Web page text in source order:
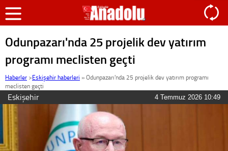
Odunpazarı'nda 25 projelik dev yatırım
programı meclisten geçti
Haberler >Eskişehir haberleri »Odunpazarı'nda 25 projelik dev yatırım programı
meclisten geçti
Eskişehir 4 Temmuz 2026 10:49